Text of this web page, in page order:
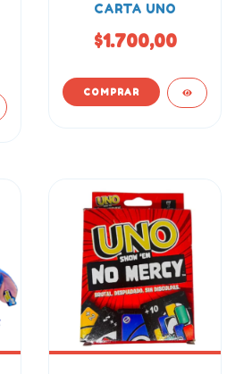
CARTA UNO
$1.700,00